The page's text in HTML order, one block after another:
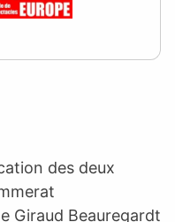
des deux
Giraud Beauregardt